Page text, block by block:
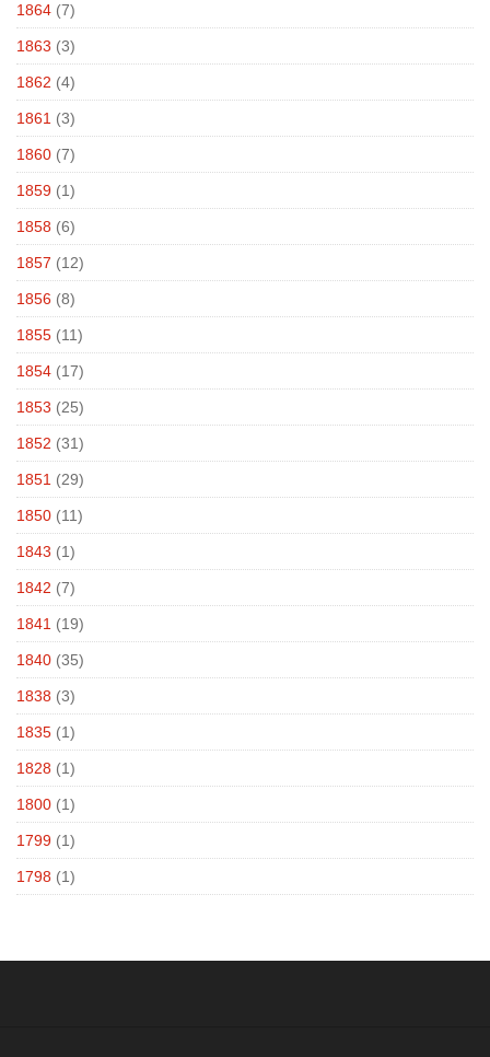
1864 (7)
1863 (3)
1862 (4)
1861 (3)
1860 (7)
1859 (1)
1858 (6)
1857 (12)
1856 (8)
1855 (11)
1854 (17)
1853 (25)
1852 (31)
1851 (29)
1850 (11)
1843 (1)
1842 (7)
1841 (19)
1840 (35)
1838 (3)
1835 (1)
1828 (1)
1800 (1)
1799 (1)
1798 (1)